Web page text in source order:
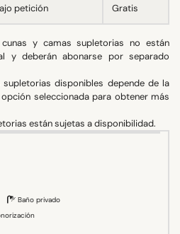
petición Gratis
y camas supletorias no están
y deberán abonarse por separado
disponibles depende de la
seleccionada para obtener más
están sujetas a disponibilidad.
Baño privado